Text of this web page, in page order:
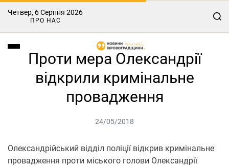
Четвер, 6 Серпня 2026
ПРО НАС
Проти мера Олександрії
відкрили кримінальне
провадження
24/05/2018
Олександрійський відділ поліції відкрив кримінальне
провадження проти міського голови Олександрії